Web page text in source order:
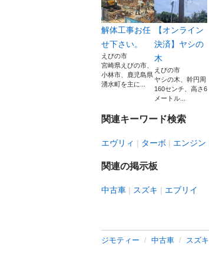
解体工事お任
せ下さい。
えびの市
宮崎県えびの市、
小林市、鹿児島県
湧水町を主に...
【オンライン
決済】ヤシの
木
えびの市
ヤシの木、幹円周
160センチ、高さ6
メートル...
関連キーワード検索
エヴリィ ターボ エンジン
関連の掲示板
中古車 スズキ エブリイ
ジモティー 中古車 スズキ